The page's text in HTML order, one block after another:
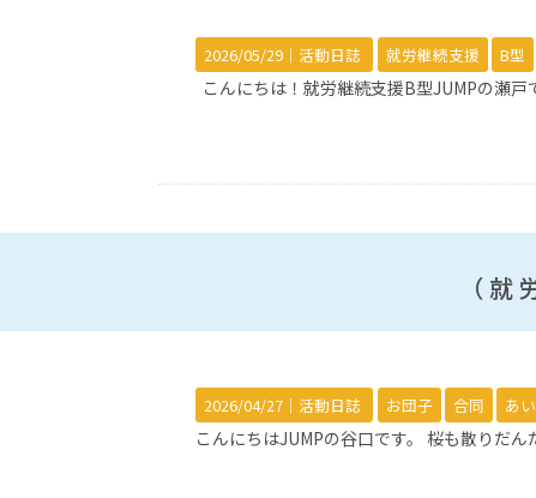
2026/05/29｜ 活動日誌 就労継続支援 B型
こんにちは！就労継続支援B型JUMPの瀬
（
2026/04/27｜ 活動日誌 お団子 合同 あ
こんにちはJUMPの谷口です。 桜も散りだ